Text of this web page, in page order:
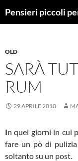
Pensieri piccoli
OLD
SARÀ
RUM
29 APRILE 2010
In quei giorni in cui
fare un pò di
soltanto su un post.